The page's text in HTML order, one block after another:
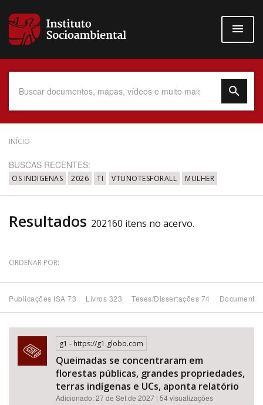
para
conteúdo
Data do Documento
Até
Povo Indígena
Subtema
Área de Levantamento
INÍCIO
BUSCAS RECENTES:
OS INDIGENAS 2026 TI VTUNOTESFORALL MULHER
Resultados 202160 itens no acervo.
ORDENAR POR:
Publicações ISA 73 Livros 323 Teses/Dissertações 74
g1 - https://g1.globo.com
Queimadas se concentraram em
florestas públicas, grandes propriedades,
terras indígenas e UCs, aponta relatório
Adicionado: 27 de Set de 2027 | 54 visualizações